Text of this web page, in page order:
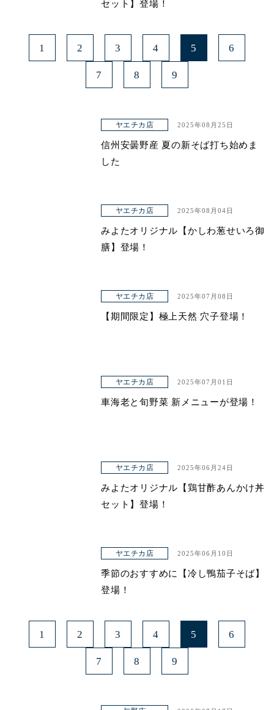
セット】登場！
1 2 3 4 5 6
7 8 9
ヤエチカ店 2025年08月25日
信州安曇野産 夏の新そば打ち始めま
した
ヤエチカ店 2025年08月04日
みよたオリジナル【かしわ葱せいろ御
膳】登場！
ヤエチカ店 2025年07月08日
【期間限定】極上天然 穴子登場！
ヤエチカ店 2025年07月01日
車海老と旬野菜 新メニューが登場！
ヤエチカ店 2025年06月24日
みよたオリジナル【鶏甘酢あんかけ丼
セット】登場！
ヤエチカ店 2025年06月10日
季節のおすすめに【冷し鴨茄子そば】
登場！
1 2 3 4 5 6
7 8 9